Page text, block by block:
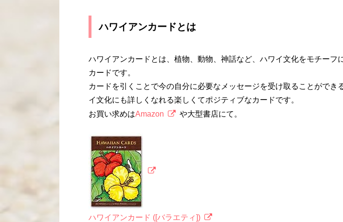
ハワイアンカードとは
ハワイアンカードとは、植物、動物、神話など、ハワイ文化をモチーフ
カードです。
カードを引くことで今の自分に必要なメッセージを受け取ることができ
イ文化にも詳しくなれる楽しくてポジティブなカードです。
お買い求めはAmazon や大型書店にて。
ハワイアンカード ([バラエティ])